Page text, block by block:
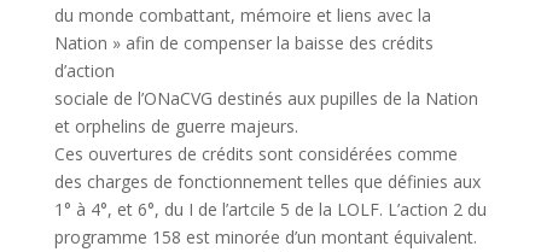
du monde combattant, mémoire et liens avec la
Nation » afin de compenser la baisse des crédits
d’action
sociale de l’ONaCVG destinés aux pupilles de la Nation
et orphelins de guerre majeurs.
Ces ouvertures de crédits sont considérées comme
des charges de fonctionnement telles que définies aux
1° à 4°, et 6°, du I de l’artcile 5 de la LOLF. L’action 2 du
programme 158 est minorée d’un montant équivalent.